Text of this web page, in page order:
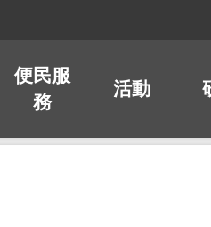
便民服
務
活動